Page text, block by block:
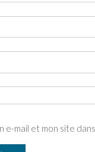
e-mail et mon site